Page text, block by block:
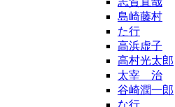
島崎藤村
た行
高浜虚子
高村光太郎
太宰 治
谷崎潤一郎